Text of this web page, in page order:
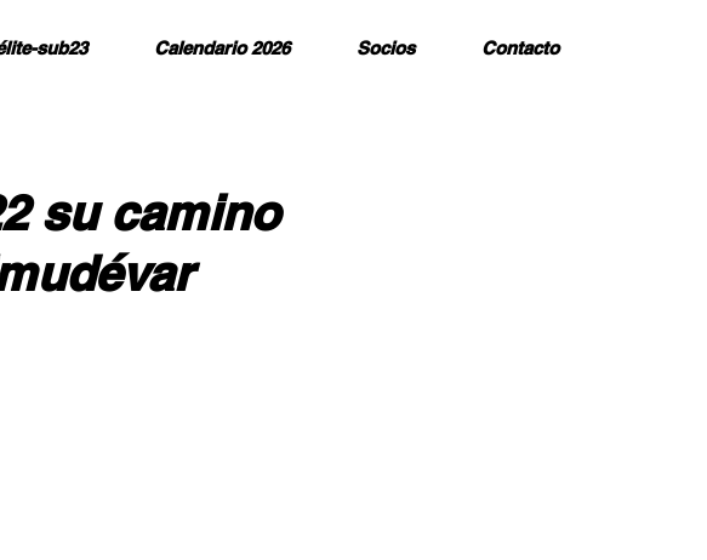
sub23 Calendario 2026 Socios Contacto
su camino